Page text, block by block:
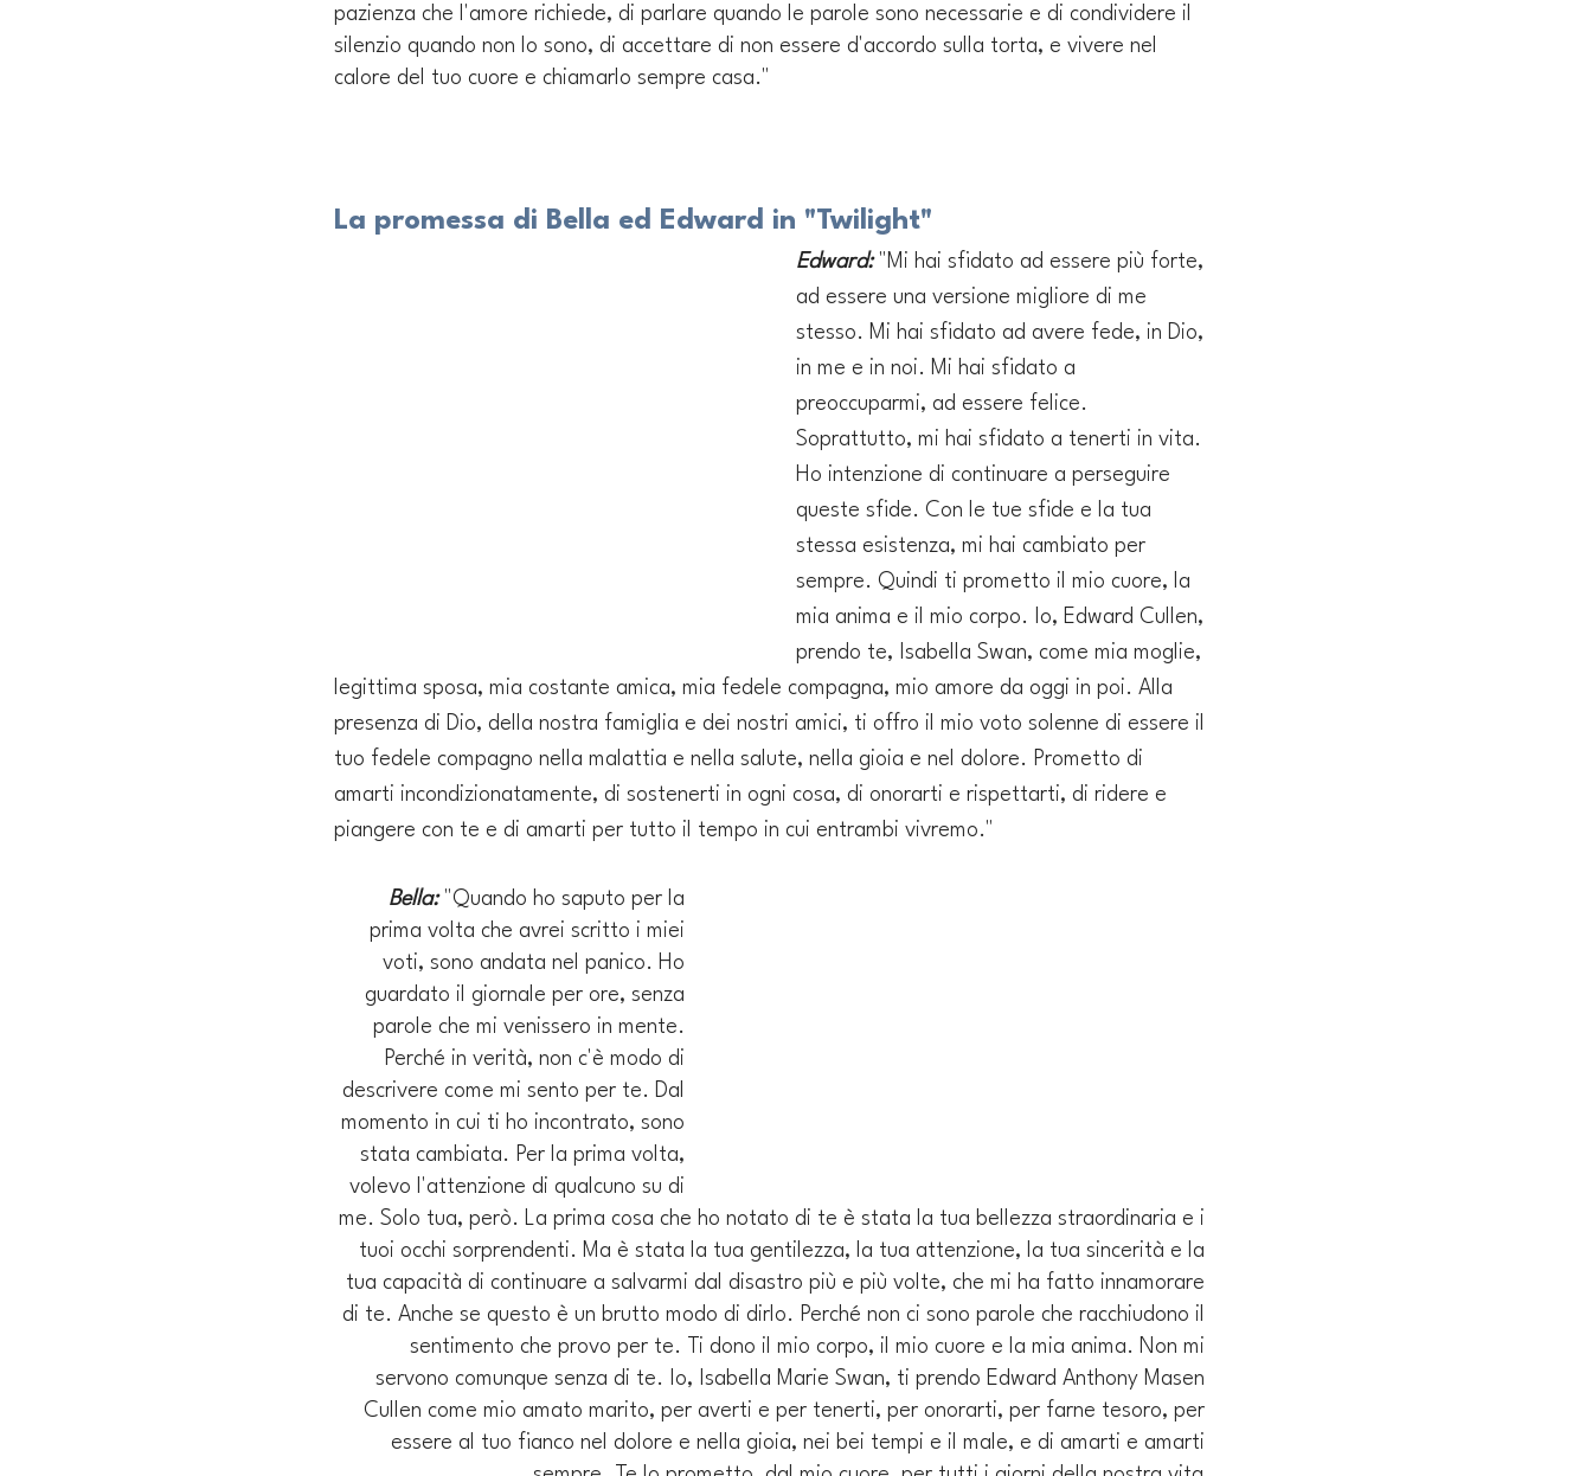
pazienza che l'amore richiede, di parlare quando le parole sono necessarie e di condividere il
silenzio quando non lo sono, di accettare di non essere d'accordo sulla torta, e vivere nel
calore del tuo cuore e chiamarlo sempre casa."
La promessa di Bella ed Edward in "Twilight"
Edward: "Mi hai sfidato ad essere più forte,
ad essere una versione migliore di me
stesso. Mi hai sfidato ad avere fede, in Dio,
in me e in noi. Mi hai sfidato a
preoccuparmi, ad essere felice.
Soprattutto, mi hai sfidato a tenerti in vita.
Ho intenzione di continuare a perseguire
queste sfide. Con le tue sfide e la tua
stessa esistenza, mi hai cambiato per
sempre. Quindi ti prometto il mio cuore, la
mia anima e il mio corpo. Io, Edward Cullen,
prendo te, Isabella Swan, come mia moglie,
legittima sposa, mia costante amica, mia fedele compagna, mio ​​amore da oggi in poi. Alla
presenza di Dio, della nostra famiglia e dei nostri amici, ti offro il mio voto solenne di essere il
tuo fedele compagno nella malattia e nella salute, nella gioia e nel dolore. Prometto di
amarti incondizionatamente, di sostenerti in ogni cosa, di onorarti e rispettarti, di ridere e
piangere con te e di amarti per tutto il tempo in cui entrambi vivremo."
Bella: "Quando ho saputo per la
prima volta che avrei scritto i miei
voti, sono andata nel panico. Ho
guardato il giornale per ore, senza
parole che mi venissero in mente.
Perché in verità, non c'è modo di
descrivere come mi sento per te. Dal
momento in cui ti ho incontrato, sono
stata cambiata. Per la prima volta,
volevo l'attenzione di qualcuno su di
me. Solo tua, però. La prima cosa che ho notato di te è stata la tua bellezza straordinaria e i
tuoi occhi sorprendenti. Ma è stata la tua gentilezza, la tua attenzione, la tua sincerità e la
tua capacità di continuare a salvarmi dal disastro più e più volte, che mi ha fatto innamorare
di te. Anche se questo è un brutto modo di dirlo. Perché non ci sono parole che racchiudono il
sentimento che provo per te. Ti dono il mio corpo, il mio cuore e la mia anima. Non mi
servono comunque senza di te. Io, Isabella Marie Swan, ti prendo Edward Anthony Masen
Cullen come mio amato marito, per averti e per tenerti, per onorarti, per farne tesoro, per
essere al tuo fianco nel dolore e nella gioia, nei bei tempi e il male, e di amarti e amarti